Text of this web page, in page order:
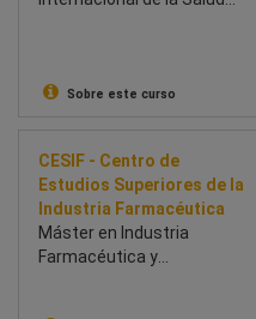
(BSBI)Sobre este curso
CESIF - Centro de
Estudios Superiores de la
Industria Farmacéutica
Máster en Industria
Farmacéutica y